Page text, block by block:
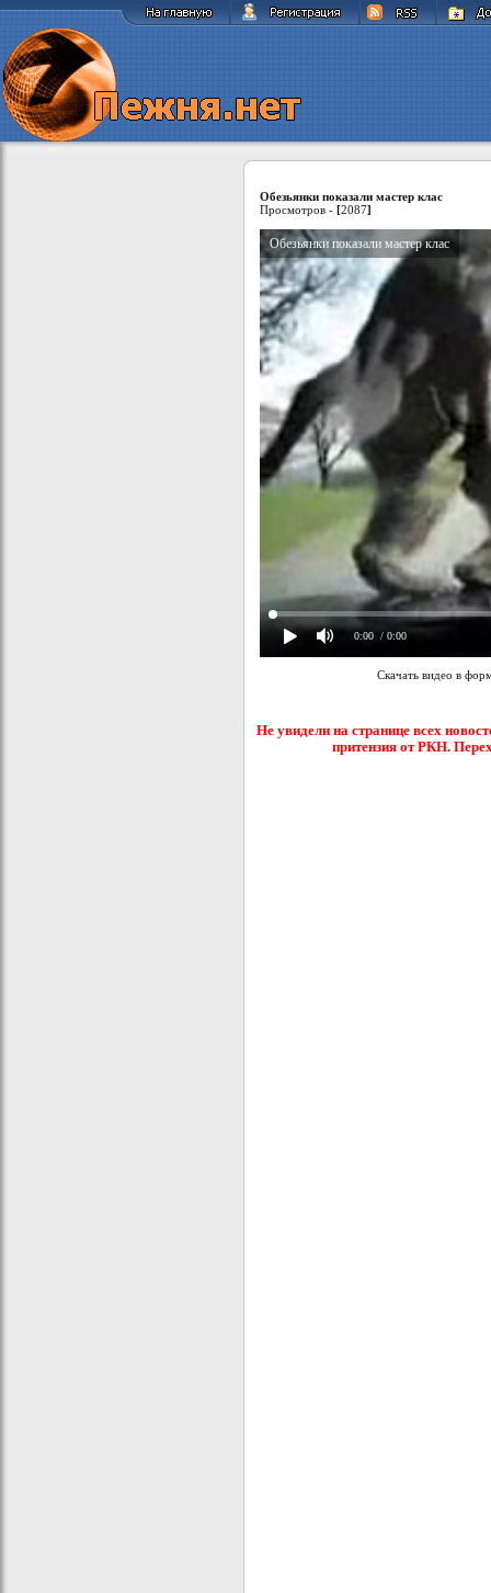
Обезьянки показали мастер клас
Просмотров - [2087]
Обезьянки показали мастер клас
0:00 / 0:00
Скачать видео в
Не увидели на странице всех
притензия от РКН.